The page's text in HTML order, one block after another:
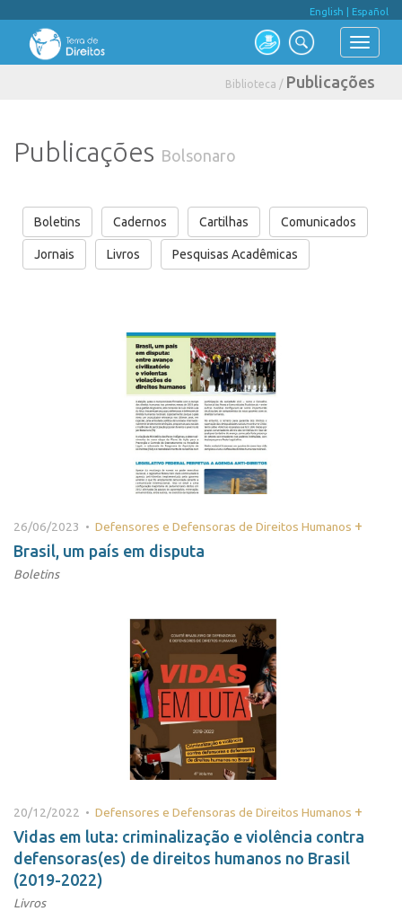
English Español
Biblioteca / Publicações
Publicações Bolsonaro
Boletins Cadernos Cartilhas Comunicados
Jornais Livros Pesquisas Acadêmicas
26/06/2023 • Defensores e Defensoras de Direitos Humanos +
Brasil, um país em disputa
Boletins
20/12/2022 • Defensores e Defensoras de Direitos Humanos +
Vidas em luta: criminalização e violência contra
defensoras(es) de direitos humanos no Brasil
(2019-2022)
Livros